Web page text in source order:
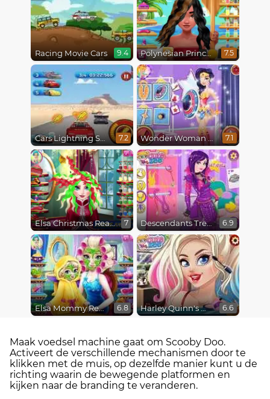
Racing Movie Cars 9.4 Polynesian Princess Real Haircuts 7.5
Cars Lightning Speed 7.2 Wonder Woman Fashion Event 7.1
Elsa Christmas Real Haircuts 7 Descendants Trendsetters 6.9
Elsa Mommy Real Makeover 6.8 Harley Quinn's Modern Makeover 6.6
Maak voedsel machine gaat om Scooby Doo.
Activeert de verschillende mechanismen door te
klikken met de muis, op dezelfde manier kunt u de
richting waarin de bewegende platformen en
kijken naar de branding te veranderen.